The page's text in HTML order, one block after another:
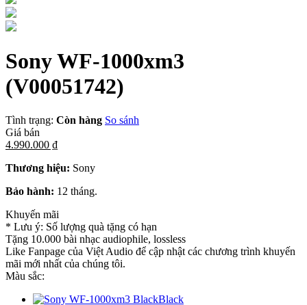
Sony WF-1000xm3
(V00051742)
Tình trạng: Còn hàng So sánh
Giá bán
4.990.000 ₫
Thương hiệu: Sony
Bảo hành: 12 tháng.
Khuyến mãi
* Lưu ý: Số lượng quà tặng có hạn
Tặng 10.000 bài nhạc audiophile, lossless
Like Fanpage của Việt Audio để cập nhật các chương trình khuyến
mãi mới nhất của chúng tôi.
Màu sắc:
Black